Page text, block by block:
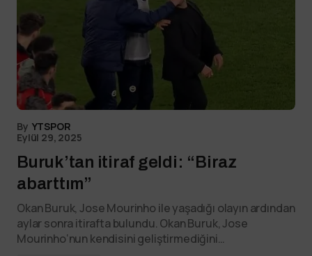
By YTSPOR
Eylül 29, 2025
Buruk’tan itiraf geldi: “Biraz
abarttım”
Okan Buruk, Jose Mourinho ile yaşadığı olayın ardından
aylar sonra itirafta bulundu. Okan Buruk, Jose
Mourinho‘nun kendisini geliştirmediğini…